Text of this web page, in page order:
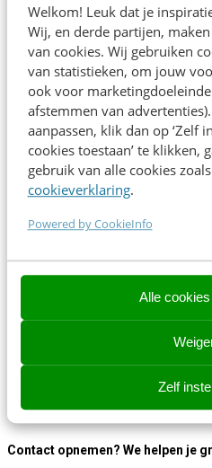
Welkom! Leuk dat je
Wij, en derde partijen,
van cookies. Wij gebruiken
van statistieken, om jouw
ook voor
afstemmen van
aanpassen, klik dan op ‘Zelf
cookies toestaan’ te klikken,
gebruik van alle cookies zoals
cookieverklaring.
Powered by CookieInfo
Alle
Zelf
schaalbaarheid. Dit is het
te krijgen.
Over de spreker
Sjoerd de Kreij helpt grote
Renewi dagelijks met
compliance, toegankelijkheid
bestaande content slim te
Direct inschrijven
Contact opnemen? We helpen je